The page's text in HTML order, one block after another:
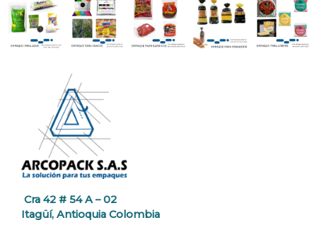
Cra 42 # 54 A – 02
Itagüí, Antioquia Colombia